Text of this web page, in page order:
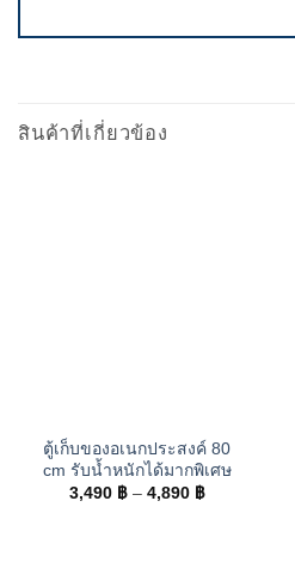
สินค้าที่เกี่ยวข้อง
ตู้เก็บของอเนกประสงค์ 80
cm รับน้ำหนักได้มากพิเศษ
3,490 ฿ – 4,890 ฿Price